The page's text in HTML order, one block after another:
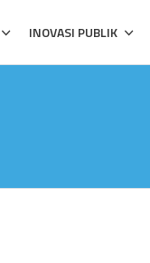
INOVASI PUBLIK